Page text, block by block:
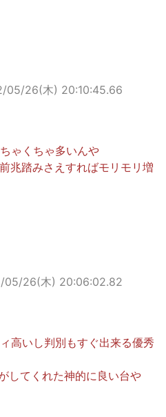
05/26(木) 20:10:45.66
ゃくちゃ多いんや
兆踏みさえすればモリモリ増
05/26(木) 20:06:02.82
高いし判別もすぐ出来る優秀
してくれた神的に良い台や